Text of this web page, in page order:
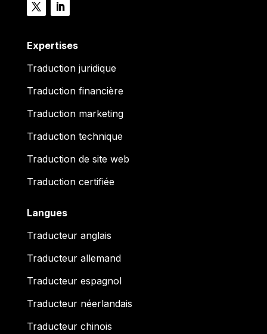
Expertises
Traduction juridique
Traduction financière
Traduction marketing
Traduction technique
Traduction de site web
Traduction certifiée
Langues
Traducteur anglais
Traducteur allemand
Traducteur espagnol
Traducteur néerlandais
Traducteur chinois